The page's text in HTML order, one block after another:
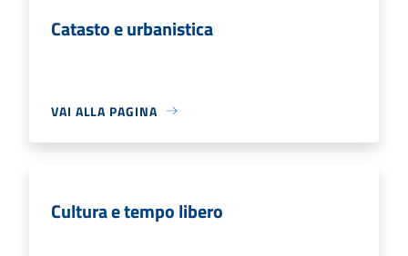
Catasto e urbanistica
VAI ALLA PAGINA
Cultura e tempo libero